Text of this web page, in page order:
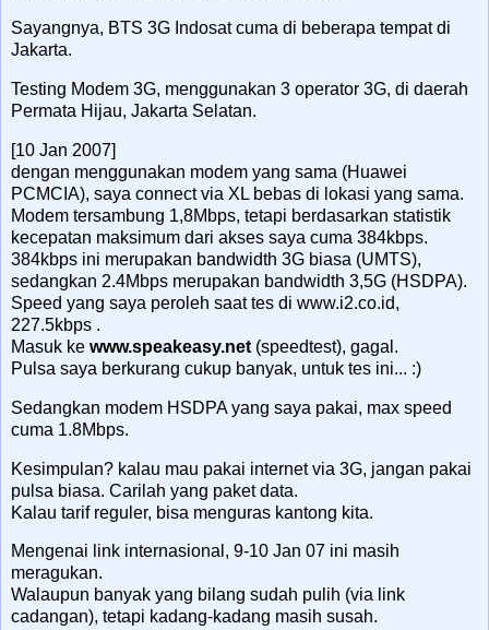
Sayangnya, BTS 3G Indosat cuma di beberapa tempat di
Jakarta.
Testing Modem 3G, menggunakan 3 operator 3G, di daerah
Permata Hijau, Jakarta Selatan.
[10 Jan 2007]
dengan menggunakan modem yang sama (Huawei
PCMCIA), saya connect via XL bebas di lokasi yang sama.
Modem tersambung 1,8Mbps, tetapi berdasarkan statistik
kecepatan maksimum dari akses saya cuma 384kbps.
384kbps ini merupakan bandwidth 3G biasa (UMTS),
sedangkan 2.4Mbps merupakan bandwidth 3,5G (HSDPA).
Speed yang saya peroleh saat tes di www.i2.co.id,
227.5kbps .
Masuk ke www.speakeasy.net (speedtest), gagal.
Pulsa saya berkurang cukup banyak, untuk tes ini... :)
Sedangkan modem HSDPA yang saya pakai, max speed
cuma 1.8Mbps.
Kesimpulan? kalau mau pakai internet via 3G, jangan pakai
pulsa biasa. Carilah yang paket data.
Kalau tarif reguler, bisa menguras kantong kita.
Mengenai link internasional, 9-10 Jan 07 ini masih
meragukan.
Walaupun banyak yang bilang sudah pulih (via link
cadangan), tetapi kadang-kadang masih susah.